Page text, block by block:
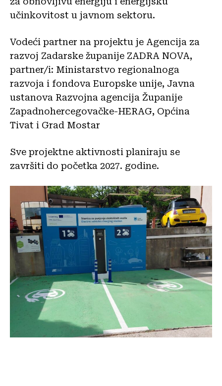
učinkovitost u javnom sektoru.
Vodeći partner na projektu je Agencija za
razvoj Zadarske županije ZADRA NOVA,
partner/i: Ministarstvo regionalnoga
razvoja i fondova Europske unije, Javna
ustanova Razvojna agencija Županije
Zapadnohercegovačke-HERAG, Općina
Tivat i Grad Mostar
Sve projektne aktivnosti planiraju se
završiti do početka 2027. godine.